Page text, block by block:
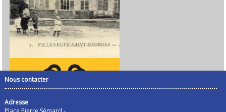
Nous contacter
Adresse